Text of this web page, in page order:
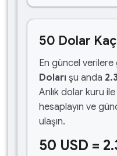
50 Dolar
En güncel verilere
Doları şu anda
Anlık dolar kuru
hesaplayın ve
ulaşın.
50 USD =